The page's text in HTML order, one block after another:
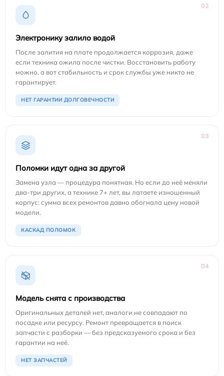
02
Электронику залило водой
После залития на плате продолжается коррозия, даже
если техника ожила после чистки. Восстановить работу
можно, а вот стабильность и срок службы уже никто не
гарантирует.
НЕТ ГАРАНТИИ ДОЛГОВЕЧНОСТИ
03
Поломки идут одна за другой
Замена узла — процедура понятная. Но если до неё меняли
два-три других, а технике 7+ лет, вы латаете изношенный
корпус: сумма всех ремонтов давно обогнала цену новой
модели.
КАСКАД ПОЛОМОК
04
Модель снята с производства
Оригинальных деталей нет, аналоги не совпадают по
посадке или ресурсу. Ремонт превращается в поиск
запчасти с разборки — без предсказуемого срока и без
гарантии на неё.
НЕТ ЗАПЧАСТЕЙ